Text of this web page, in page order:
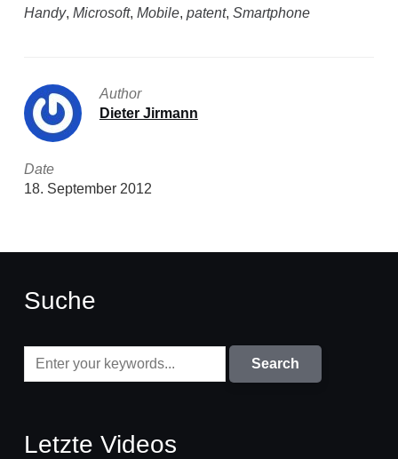
Handy, Microsoft, Mobile, patent, Smartphone
Author
Dieter Jirmann
Date
18. September 2012
Suche
Letzte Videos